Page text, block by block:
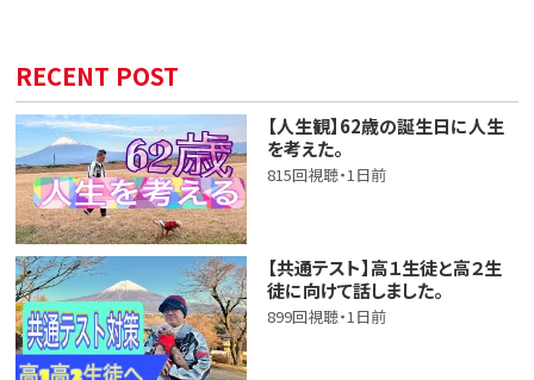
RECENT POST
【人生観】62歳の誕生日に人生
を考えた。
815回視聴・1日前
【共通テスト】高１生徒と高２生
徒に向けて話しました。
899回視聴・1日前